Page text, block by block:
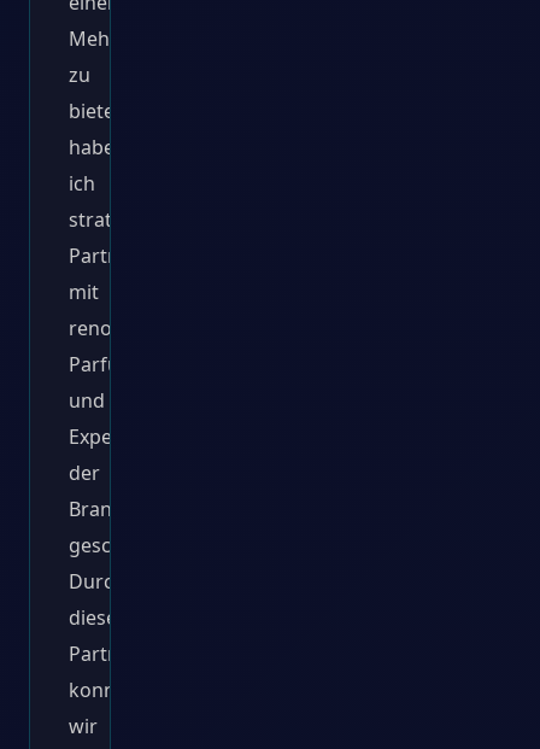
Mehrwert
zu
bieten,
habe
ich
strategische
Partnerschaften
mit
renommierten
Parfummarken
und
Experten
der
Branche
geschlossen.
Durch
diese
Partnerschaften
konnten
wir